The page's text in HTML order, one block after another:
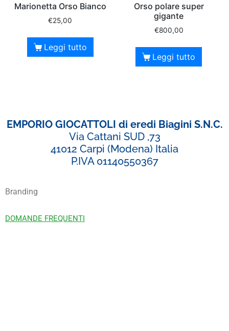
Marionetta Orso Bianco
€25,00
Leggi tutto
Orso polare super
gigante
€800,00
Leggi tutto
EMPORIO GIOCATTOLI di eredi Biagini S.N.C.
Via Cattani SUD ,73
41012 Carpi (Modena) Italia
P.IVA 01140550367
Branding
DOMANDE FREQUENTI